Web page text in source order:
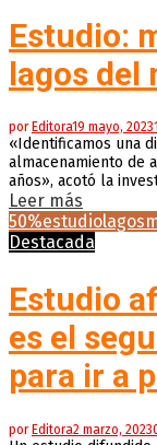
Estudio:
lagos del
por Editora19 mayo, 2023
«Identificamos una
almacenamiento de
años», acotó la
Leer más
50%estudiolagos
Destacada
Estudio
es el
para ir a
por Editora2 marzo, 2023